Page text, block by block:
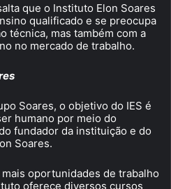
que o Instituto Elon Soares
qualificado e se preocupa
técnica, mas também com a
no mercado de trabalho.
Soares, o objetivo do IES é
humano por meio do
fundador da instituição e do
Soares.
oportunidades de trabalho
oferece diversos cursos